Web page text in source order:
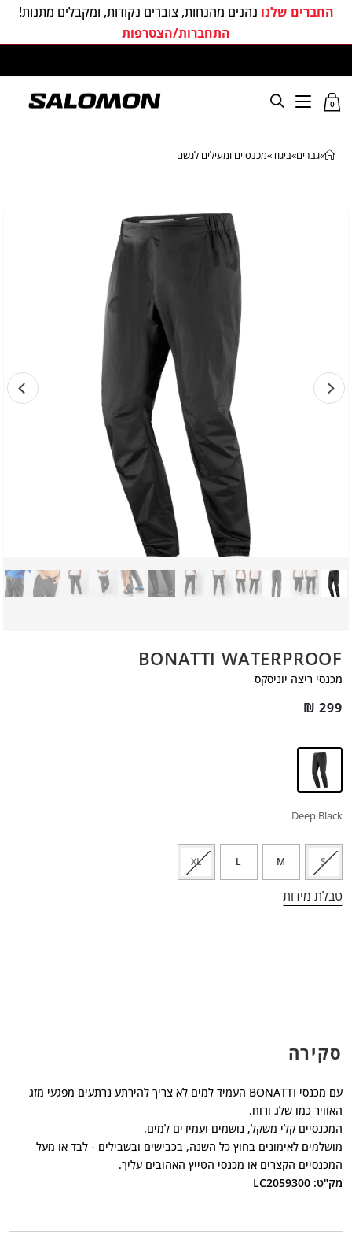
החברים שלנו נהנים מהנחות, צוברים נקודות, ומקבלים מתנות!
התחברות/הצטרפות
0
»גברים»ביגוד»מכנסיים ומעילים לגשם
BONATTI WATERPROOF
מכנסי ריצה יוניסקס
₪ 299
Deep Black
S
M
L
XL
טבלת מידות
סקירה
עם מכנסי BONATTI העמיד למים לא צריך להירתע נרתעים מפגעי מזג
האוויר כמו שלג ורוח.
המכנסיים קלי משקל, נושמים ועמידים למים.
מושלמים לאימונים בחוץ כל השנה, בכבישים ובשבילים - לבד או מעל
המכנסיים הקצרים או מכנסי הטייץ האהובים עליך.
מק"ט: LC2059300